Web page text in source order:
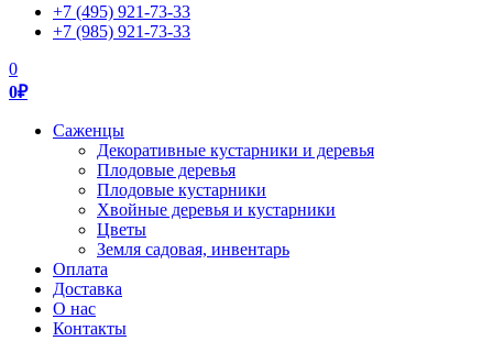
+7 (495) 921-73-33
+7 (985) 921-73-33
0
0₽
Саженцы
Декоративные кустарники и деревья
Плодовые деревья
Плодовые кустарники
Хвойные деревья и кустарники
Цветы
Земля садовая, инвентарь
Оплата
Доставка
О нас
Контакты